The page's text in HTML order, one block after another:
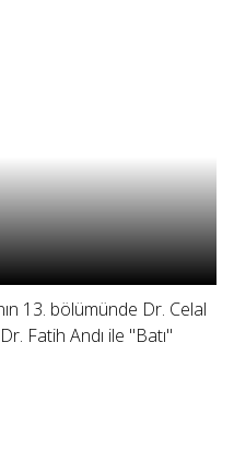
13. bölümünde Dr. Celal
Fatih Andı ile "Batı"